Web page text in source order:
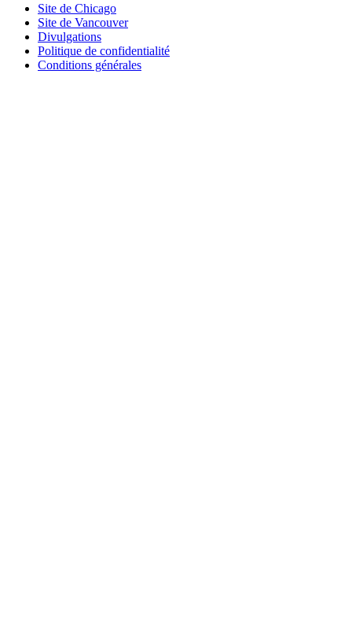
Site de Chicago
Site de Vancouver
Divulgations
Politique de confidentialité
Conditions générales